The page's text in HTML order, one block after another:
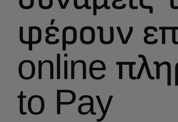
φέρουν
online
to Pay